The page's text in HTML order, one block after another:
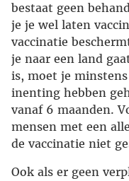
bestaat geen
je je wel laten
vaccinatie
je naar een land
is, moet je
inenting hebben
vanaf 6 maanden.
mensen met een
de vaccinatie niet
Ook als er geen